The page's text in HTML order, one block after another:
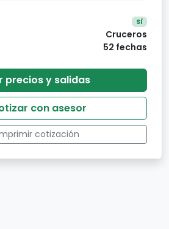
Sí
Cruceros
52 fechas
precios y salidas
con asesor
cotización